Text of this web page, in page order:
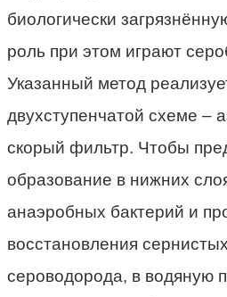
биологически
роль при этом играют
Указанный метод
двухступенчатой схеме –
скорый фильтр. Чтобы
образование в нижних
анаэробных бактерий и
восстановления
сероводорода, в водяную